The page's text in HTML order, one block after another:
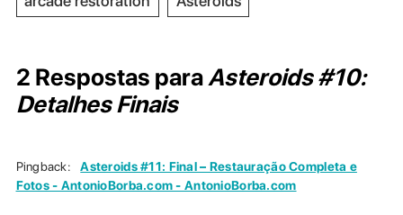
2 Respostas paraAsteroids #10:
Detalhes Finais
Pingback:
Asteroids #11: Final – Restauração Completa e
Fotos - AntonioBorba.com - AntonioBorba.com